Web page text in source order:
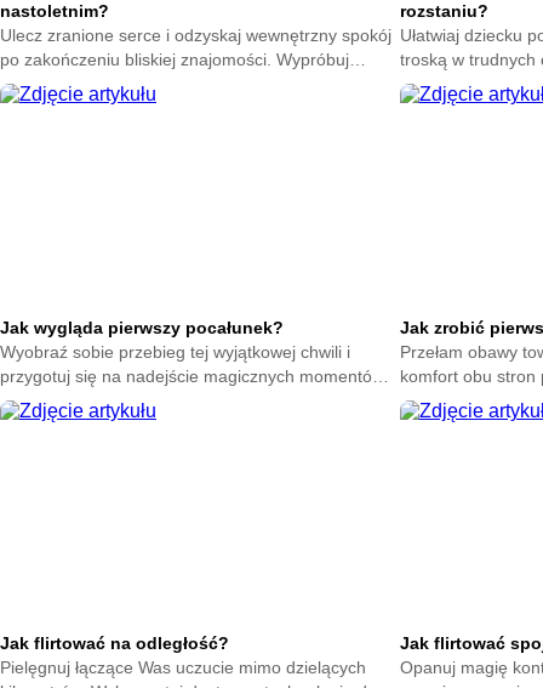
nastoletnim?
Ulecz zranione serce i odzyskaj wewnętrzny spokój
po zakończeniu bliskiej znajomości. Wypróbuj
skuteczne techniki na poprawę nastroju każdego
dnia.
rozstaniu?
Ułatwiaj dziecku
troską w trudnych
sposoby na
Jak wygląda pierwszy pocałunek?
Wyobraź sobie przebieg tej wyjątkowej chwili i
przygotuj się na nadejście magicznych momentów.
Zrozum naturę intymnych gestów bez zbędnego
stresu.
Jak zrobić
Przełam obawy
komfort obu stron
Poczuj spokój
Jak flirtować na odległość?
Pielęgnuj łączące Was uczucie mimo dzielących
Jak flirtować
Opanuj magię